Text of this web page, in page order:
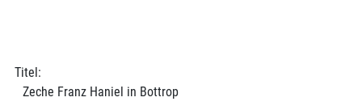
Titel:
Zeche Franz Haniel in Bottrop